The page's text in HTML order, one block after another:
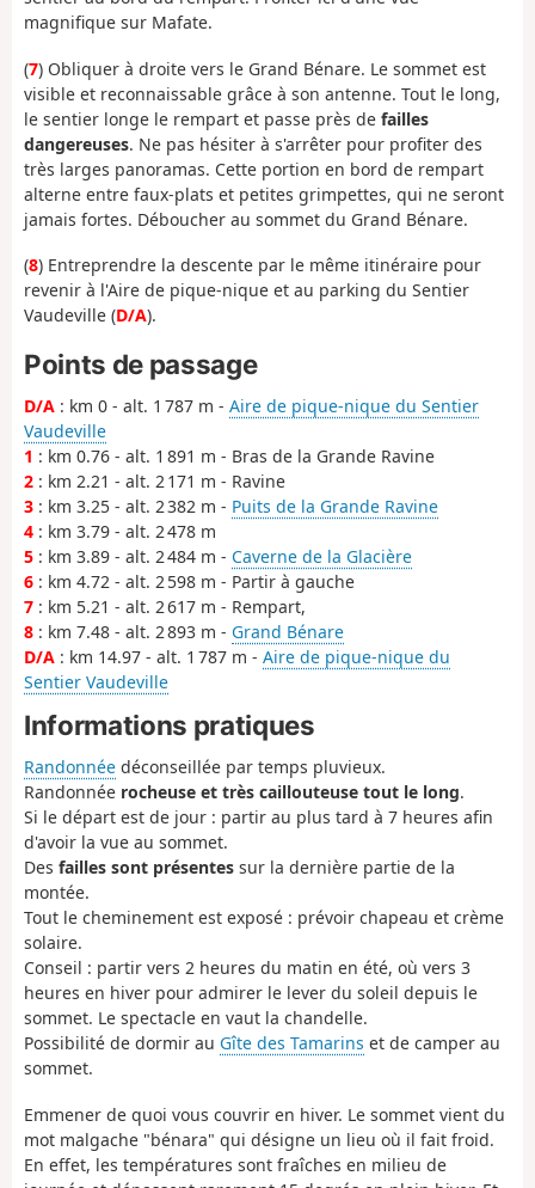
magnifique sur Mafate.
(7) Obliquer à droite vers le Grand Bénare. Le sommet est
visible et reconnaissable grâce à son antenne. Tout le long,
le sentier longe le rempart et passe près de failles
dangereuses. Ne pas hésiter à s'arrêter pour profiter des
très larges panoramas. Cette portion en bord de rempart
alterne entre faux-plats et petites grimpettes, qui ne seront
jamais fortes. Déboucher au sommet du Grand Bénare.
(8) Entreprendre la descente par le même itinéraire pour
revenir à l'Aire de pique-nique et au parking du Sentier
Vaudeville (D/A).
Points de passage
D/A : km 0 - alt. 1 787 m - Aire de pique-nique du Sentier
Vaudeville
1 : km 0.76 - alt. 1 891 m - Bras de la Grande Ravine
2 : km 2.21 - alt. 2 171 m - Ravine
3 : km 3.25 - alt. 2 382 m - Puits de la Grande Ravine
4 : km 3.79 - alt. 2 478 m
5 : km 3.89 - alt. 2 484 m - Caverne de la Glacière
6 : km 4.72 - alt. 2 598 m - Partir à gauche
7 : km 5.21 - alt. 2 617 m - Rempart,
8 : km 7.48 - alt. 2 893 m - Grand Bénare
D/A : km 14.97 - alt. 1 787 m - Aire de pique-nique du
Sentier Vaudeville
Informations pratiques
Randonnée déconseillée par temps pluvieux.
Randonnée rocheuse et très caillouteuse tout le long.
Si le départ est de jour : partir au plus tard à 7 heures afin
d'avoir la vue au sommet.
Des failles sont présentes sur la dernière partie de la
montée.
Tout le cheminement est exposé : prévoir chapeau et crème
solaire.
Conseil : partir vers 2 heures du matin en été, où vers 3
heures en hiver pour admirer le lever du soleil depuis le
sommet. Le spectacle en vaut la chandelle.
Possibilité de dormir au Gîte des Tamarins et de camper au
sommet.
Emmener de quoi vous couvrir en hiver. Le sommet vient du
mot malgache "bénara" qui désigne un lieu où il fait froid.
En effet, les températures sont fraîches en milieu de